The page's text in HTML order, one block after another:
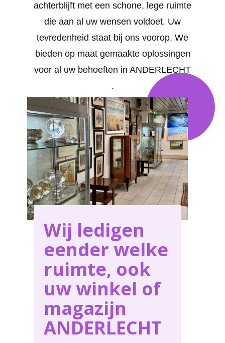
achterblijft met een schone, lege ruimte
die aan al uw wensen voldoet. Uw
tevredenheid staat bij ons voorop. We
bieden op maat gemaakte oplossingen
voor al uw behoeften in ANDERLECHT
.
Wij ledigen
eender welke
ruimte, ook
uw winkel of
magazijn
ANDERLECHT